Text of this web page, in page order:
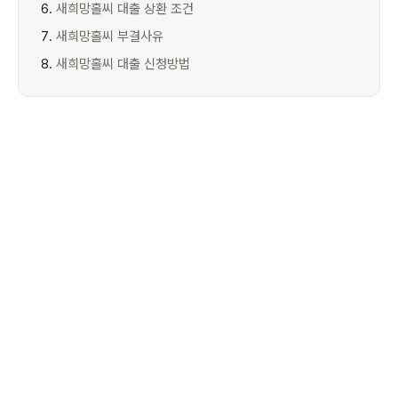
새희망홀씨 대출 상환 조건
새희망홀씨 부결사유
새희망홀씨 대출 신청방법